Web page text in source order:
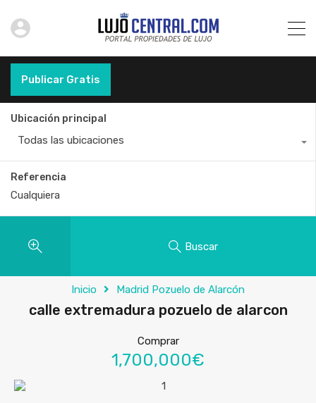
Publicar Gratis
Ubicación principal
Todas las ubicaciones
Referencia
Buscar
Inicio Madrid Pozuelo de Alarcón
calle extremadura pozuelo de alarcon
Comprar
1,700,000€